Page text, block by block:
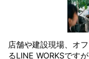
店舗や建設現場、オ
るLINE WORKSです